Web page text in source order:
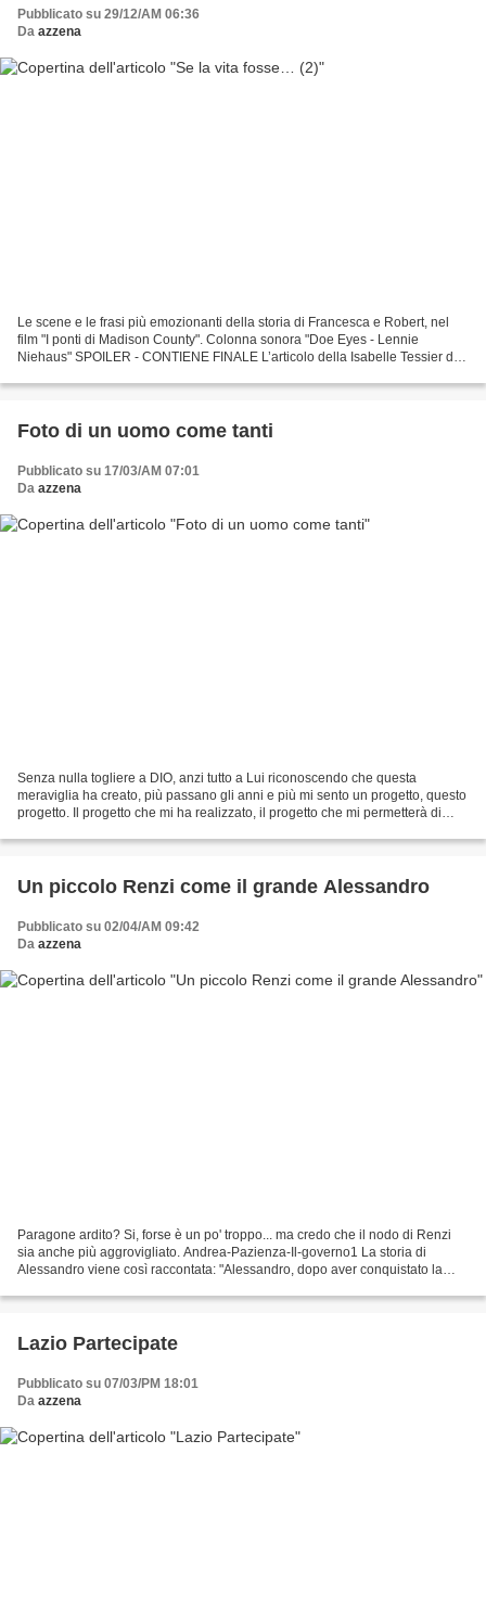
Pubblicato su 29/12/AM 06:36
Da azzena
Le scene e le frasi più emozionanti della storia di Francesca e Robert, nel
film "I ponti di Madison County". Colonna sonora "Doe Eyes - Lennie
Niehaus" SPOILER - CONTIENE FINALE L’articolo della Isabelle Tessier di
Foto di un uomo come tanti
Pubblicato su 17/03/AM 07:01
Da azzena
Senza nulla togliere a DIO, anzi tutto a Lui riconoscendo che questa
meraviglia ha creato, più passano gli anni e più mi sento un progetto, questo
progetto. Il progetto che mi ha realizzato, il progetto che mi permetterà di
Un piccolo Renzi come il grande Alessandro
Pubblicato su 02/04/AM 09:42
Da azzena
Paragone ardito? Si, forse è un po' troppo... ma credo che il nodo di Renzi
sia anche più aggrovigliato. Andrea-Pazienza-Il-governo1 La storia di
Alessandro viene così raccontata: "Alessandro, dopo aver conquistato la
Lazio Partecipate
Pubblicato su 07/03/PM 18:01
Da azzena